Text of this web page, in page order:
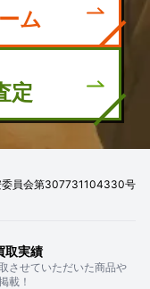
ム
定
員会第307731104330号
取実績
させていただいた商品や
載！